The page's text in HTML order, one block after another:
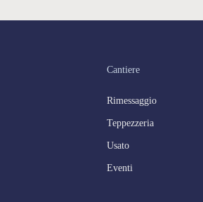
Cantiere
Rimessaggio
Teppezzeria
Usato
Eventi